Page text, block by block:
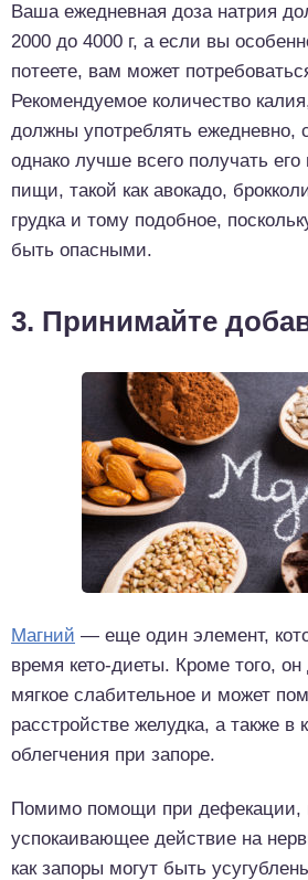
Ваша ежедневная доза натрия
2000 до 4000 г, а если вы
потеете, вам может
Рекомендуемое количество
должны употреблять ежедневно,
однако лучше всего получать
пищи, такой как авокадо,
грудка и тому подобное,
быть опасными.
3. Принимайте
Магний — еще один элемент,
время кето-диеты. Кроме того, он
мягкое слабительное и может
расстройстве желудка, а также в
облегчения при запоре.
Помимо помощи при дефекации,
успокаивающее действие на
как запоры могут быть